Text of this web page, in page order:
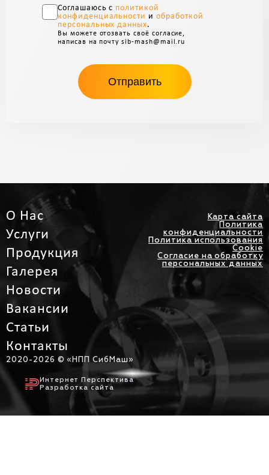
Соглашаюсь с политикой
конфиденциальности и обработкой
персональных данных.
Вы можете отозвать своё согласие,
написав на почту sib-mash@mail.ru
О Нас
Услуги
Продукция
Галерея
Новости
Вакансии
Статьи
Контакты
Карта сайта
Политика
конфиденциальности
Политика использования
Cookie
Согласие на обработку
персональных данных
2020- 2026 © «НПП СибМаш»
Интернет Перспектива
Разработка сайта